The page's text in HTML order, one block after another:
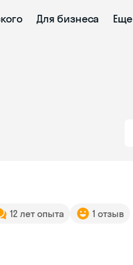
Для бизнеса Еще
12 лет опыта 1 отзыв